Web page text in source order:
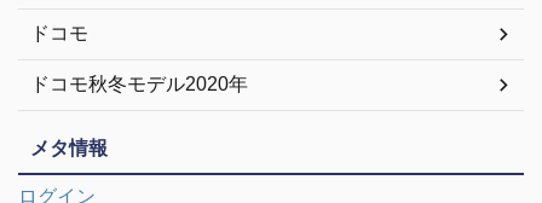
ドコモ
ドコモ秋冬モデル2020年
メタ情報
ログイン